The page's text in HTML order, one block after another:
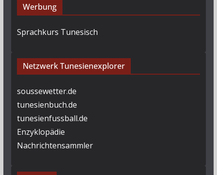
Werbung
Sprachkurs Tunesisch
Netzwerk Tunesienexplorer
soussewetter.de
tunesienbuch.de
tunesienfussball.de
Enzyklopädie
Nachrichtensammler